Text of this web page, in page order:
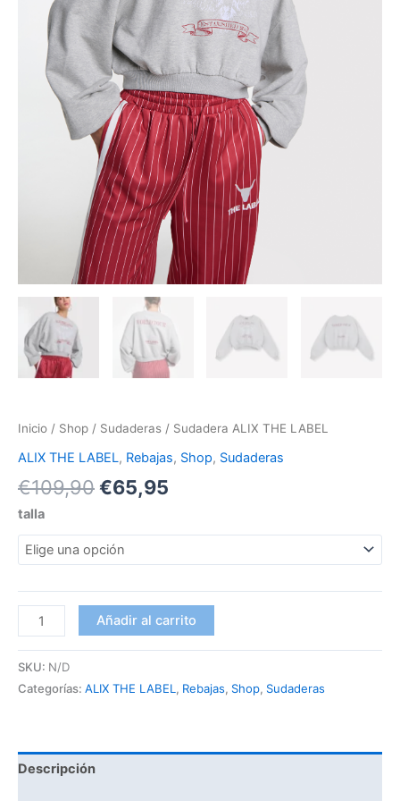
Inicio / Shop / Sudaderas / Sudadera ALIX THE LABEL
ALIX THE LABEL, Rebajas, Shop, Sudaderas
€109,90€65,95
talla
Añadir al carrito
SKU: N/D
Categorías: ALIX THE LABEL , Rebajas, Shop, Sudaderas
Descripción